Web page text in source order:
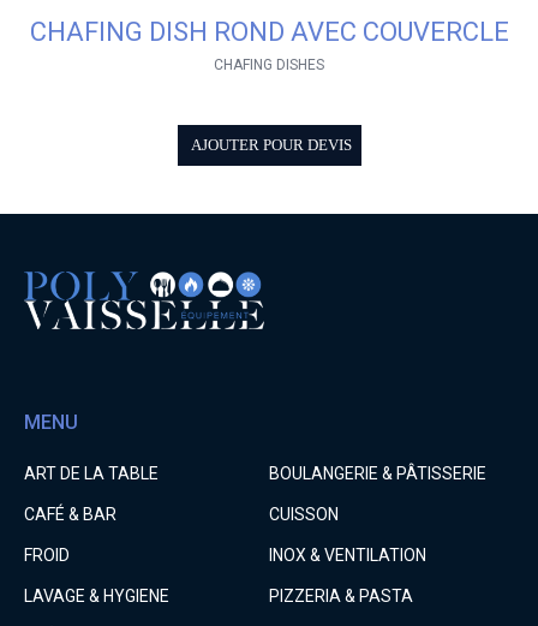
CHAFING DISH ROND AVEC COUVERCLE
CHAFING DISHES
AJOUTER POUR DEVIS
MENU
ART DE LA TABLE BOULANGERIE & PÂTISSERIE
CAFÉ & BAR CUISSON
FROID INOX & VENTILATION
LAVAGE & HYGIENE PIZZERIA & PASTA